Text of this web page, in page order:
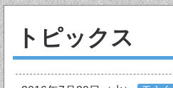
トピックス